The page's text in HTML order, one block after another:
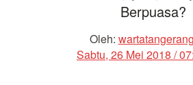
Berpuasa?
Oleh:
Sabtu, 26 Mei 2018 /